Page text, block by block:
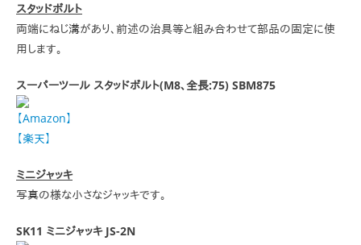
スタッドボルト
両端にねじ溝があり、前述の治具等と組み合わせて部品の固定に使
用します。
スーパーツール スタッドボルト(M8、全長:75) SBM875
【Amazon】
【楽天】
ミニジャッキ
写真の様な小さなジャッキです。
SK11 ミニジャッキ JS-2N